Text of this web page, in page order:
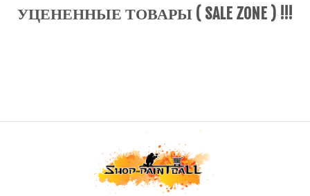
УЦЕНЕННЫЕ ТОВАРЫ ( SALE ZONE ) !!!